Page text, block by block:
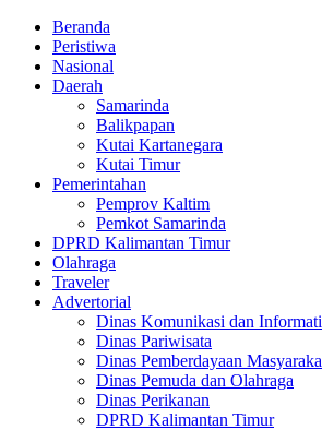
Beranda
Peristiwa
Nasional
Daerah
Samarinda
Balikpapan
Kutai Kartanegara
Kutai Timur
Pemerintahan
Pemprov Kaltim
Pemkot Samarinda
DPRD Kalimantan Timur
Olahraga
Traveler
Advertorial
Dinas Komunikasi dan
Dinas Pariwisata
Dinas Pemberdayaan
Dinas Pemuda dan Olahraga
Dinas Perikanan
DPRD Kalimantan Timur